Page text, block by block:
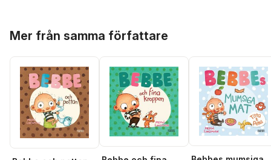
Mer från samma författare